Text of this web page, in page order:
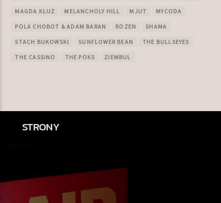
MAGDA KLUZ MELANCHOLY HILL MJUT MYCODA
POLA CHOBOT & ADAM BARAN ROZEN SHAMA
STACH BUKOWSKI SUNFLOWER BEAN THE BULLSEYES
THE CASSINO THE POKS ZIEMBUL
STRONY